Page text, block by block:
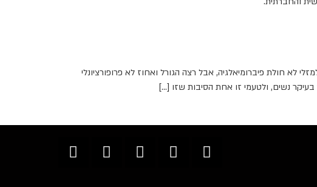
לא חולת פיברומיאלגיה, אבל רצה הגורל ואחוז לא פרופורציונלי
נשים, ולטעמי זו אחת הסיבות שזו […]